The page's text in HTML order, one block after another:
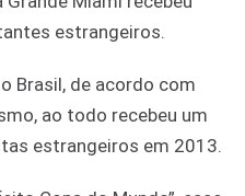
estrangeiros.
Brasil, de acordo com
ao todo recebeu um
estrangeiros em 2013.